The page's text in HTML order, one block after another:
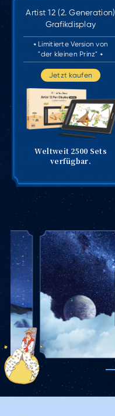
Artist 12 (2. Generation)
Grafikdisplay
Limitierte Version von
"der kleinen Prinz"
Jetzt kaufen
Weltweit 2500 Sets
verfügbar.